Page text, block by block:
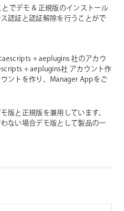
でデモ & 正規版のインストール
認証と認証解除を行うことがで
+ aeplugins 社のアカウ
+ aeplugins社 アカウント作
ントを作り、Manager Appをご
版と正規版を兼用しています、
ない場合デモ版として製品の一